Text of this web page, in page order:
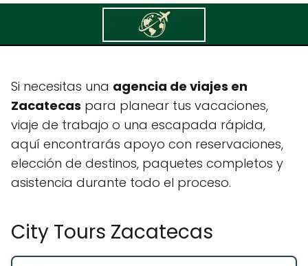
City Tours Zacatecas
Si necesitas una agencia de viajes en
Zacatecas para planear tus vacaciones,
viaje de trabajo o una escapada rápida,
aquí encontrarás apoyo con reservaciones,
elección de destinos, paquetes completos y
asistencia durante todo el proceso.
City Tours Zacatecas